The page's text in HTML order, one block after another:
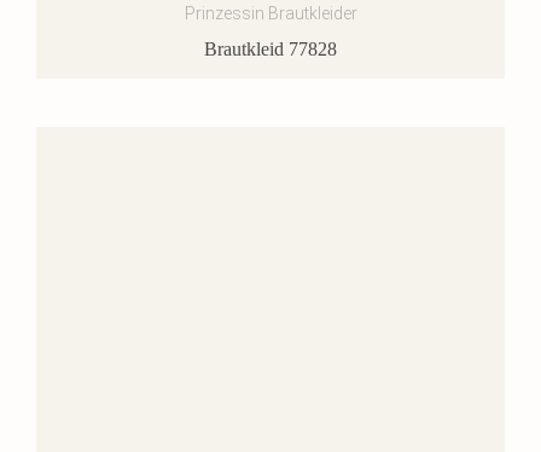
Prinzessin Brautkleider
Brautkleid 77828